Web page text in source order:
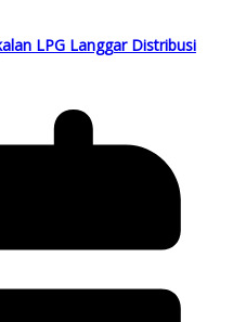
LPG Langgar Distribusi